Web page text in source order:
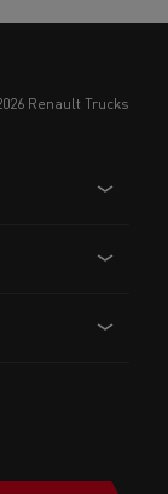
Renault Trucks